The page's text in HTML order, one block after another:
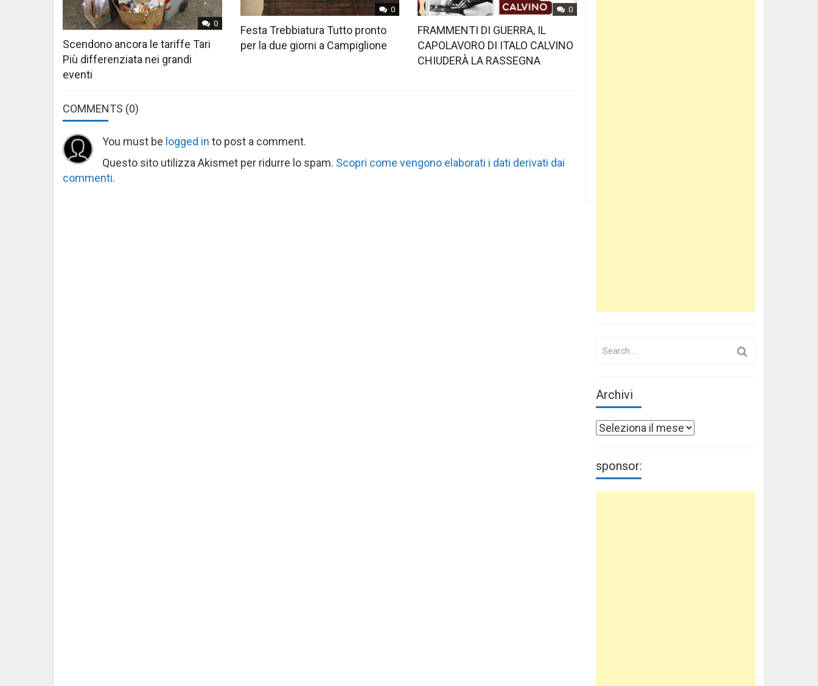
0
Scendono ancora le tariffe Tari
Più differenziata nei grandi
eventi
0
Festa Trebbiatura Tutto pronto
per la due giorni a Campiglione
0
FRAMMENTI DI GUERRA, IL
CAPOLAVORO DI ITALO CALVINO
CHIUDERÀ LA RASSEGNA
COMMENTS (0)
You must be logged in to post a comment.
Questo sito utilizza Akismet per ridurre lo spam. Scopri come vengono elaborati i dati derivati dai
commenti.
Search
Archivi
Archivi
sponsor: